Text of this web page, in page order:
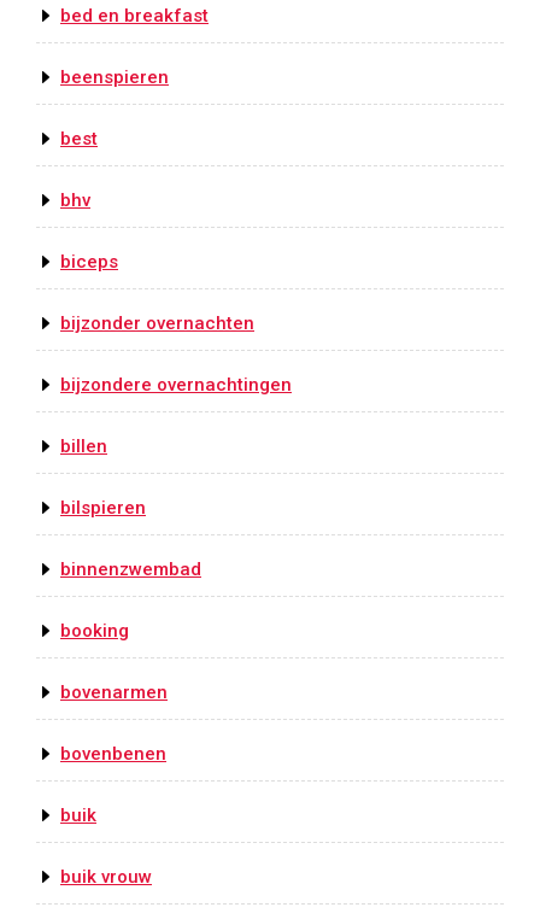
bed en breakfast
beenspieren
best
bhv
biceps
bijzonder overnachten
bijzondere overnachtingen
billen
bilspieren
binnenzwembad
booking
bovenarmen
bovenbenen
buik
buik vrouw